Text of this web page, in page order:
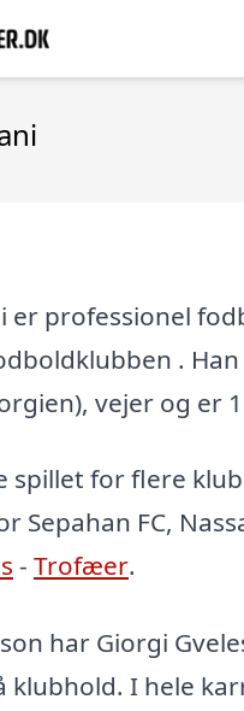
er professionel
.
vejer og er
spillet for flere
Sepahan FC,
- Trofæer.
har Giorgi
klubhold. I hele